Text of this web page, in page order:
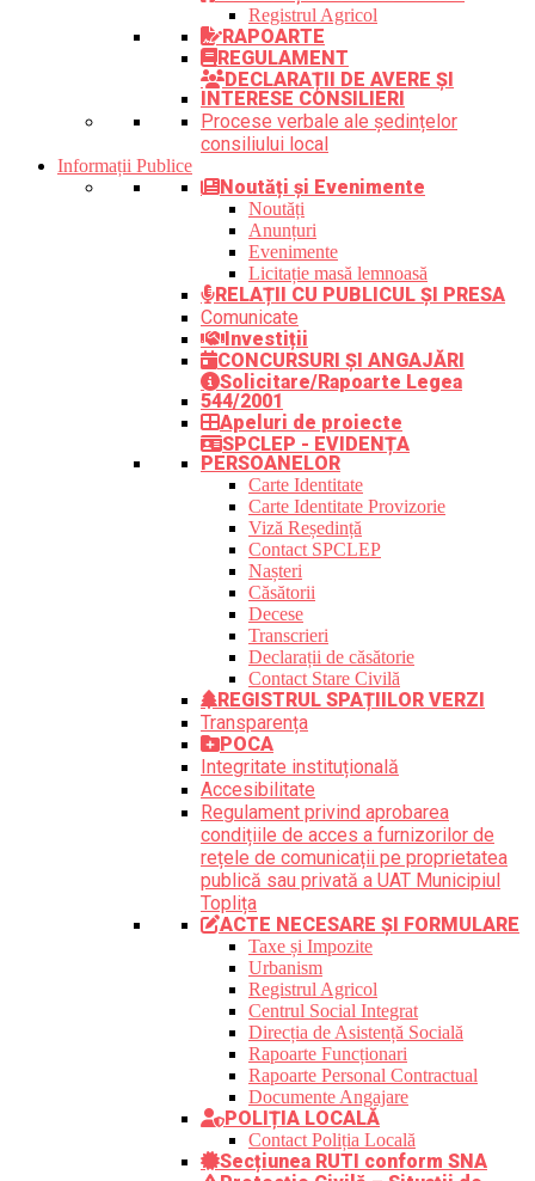
Registrul Agricol
RAPOARTE
REGULAMENT
DECLARAȚII DE AVERE ȘI
INTERESE CONSILIERI
Procese verbale ale ședințelor
consiliului local
Informații Publice
Noutăți și Evenimente
Noutăți
Anunțuri
Evenimente
Licitație masă lemnoasă
RELAȚII CU PUBLICUL ȘI PRESA
Comunicate
Investiții
CONCURSURI ȘI ANGAJĂRI
Solicitare/Rapoarte Legea
544/2001
Apeluri de proiecte
SPCLEP - EVIDENȚA
PERSOANELOR
Carte Identitate
Carte Identitate Provizorie
Viză Reședință
Contact SPCLEP
Nașteri
Căsătorii
Decese
Transcrieri
Declarații de căsătorie
Contact Stare Civilă
REGISTRUL SPAȚIILOR VERZI
Transparența
POCA
Integritate instituțională
Accesibilitate
Regulament privind aprobarea
condițiile de acces a furnizorilor de
rețele de comunicații pe proprietatea
publică sau privată a UAT Municipiul
Toplița
ACTE NECESARE ȘI FORMULARE
Taxe și Impozite
Urbanism
Registrul Agricol
Centrul Social Integrat
Direcția de Asistență Socială
Rapoarte Funcționari
Rapoarte Personal Contractual
Documente Angajare
POLIȚIA LOCALĂ
Contact Poliția Locală
Secțiunea RUTI conform SNA